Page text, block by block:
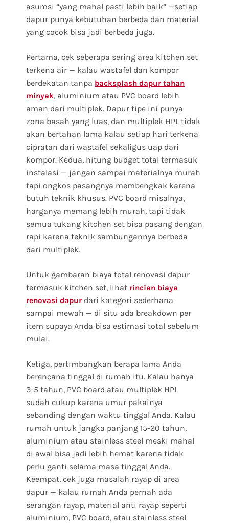
asumsi “yang mahal pasti lebih baik” —setiap
dapur punya kebutuhan berbeda dan material
yang cocok bisa jadi berbeda juga.
Pertama, cek seberapa sering area kitchen set
terkena air — kalau wastafel dan kompor
berdekatan tanpa backsplash dapur tahan
minyak, aluminium atau PVC board lebih
aman dari multiplek. Dapur tipe ini punya
zona basah yang luas, dan multiplek HPL tidak
akan bertahan lama kalau setiap hari terkena
cipratan dari wastafel sekaligus uap dari
kompor. Kedua, hitung budget total termasuk
instalasi — jangan sampai materialnya murah
tapi ongkos pasangnya membengkak karena
butuh teknik khusus. PVC board misalnya,
harganya memang lebih murah, tapi tidak
semua tukang kitchen set bisa pasang dengan
rapi karena teknik sambungannya berbeda
dari multiplek.
Untuk gambaran biaya total renovasi dapur
termasuk kitchen set, lihat rincian biaya
renovasi dapur dari kategori sederhana
sampai mewah — di situ ada breakdown per
item supaya Anda bisa estimasi total sebelum
mulai.
Ketiga, pertimbangkan berapa lama Anda
berencana tinggal di rumah itu. Kalau hanya
3-5 tahun, PVC board atau multiplek HPL
sudah cukup karena umur pakainya
sebanding dengan waktu tinggal Anda. Kalau
rumah untuk jangka panjang 15-20 tahun,
aluminium atau stainless steel meski mahal
di awal bisa jadi lebih hemat karena tidak
perlu ganti selama masa tinggal Anda.
Keempat, cek juga masalah rayap di area
dapur — kalau rumah Anda pernah ada
serangan rayap, material anti rayap seperti
aluminium, PVC board, atau stainless steel